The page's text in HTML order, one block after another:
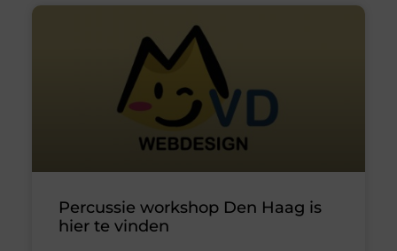
Percussie workshop Den Haag is
hier te vinden